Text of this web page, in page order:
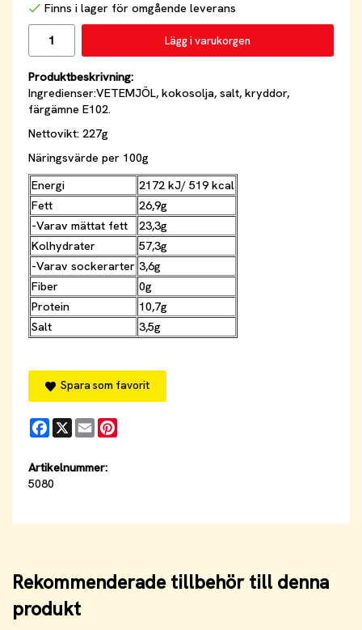
Finns i lager för omgående leverans
Lägg i varukorgen
Produktbeskrivning:
Ingredienser:VETEMJÖL, kokosolja, salt, kryddor,
färgämne E102.
Nettovikt: 227g
Näringsvärde per 100g
Energi
2172 kJ/ 519 kcal
Fett
26,9g
-Varav mättat fett
23,3g
Kolhydrater
57,3g
-Varav sockerarter 3,6g
Fiber
0g
Protein
10,7g
Salt
3,5g
Spara som favorit
Facebook
X Email
Artikelnummer:
5080
Rekommenderade tillbehör till denna
produkt